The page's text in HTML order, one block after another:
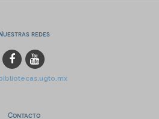
redes
Contacto